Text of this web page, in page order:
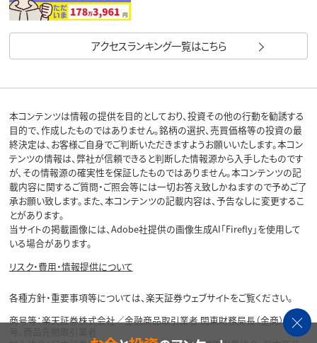
アクセスランキング一覧はこちら
本コンテンツは情報の提供を目的としており、投資その他の行動を勧誘する
目的で、作成したものではありません。銘柄の選択、売買価格等の投資の最
終決定は、お客様ご自身でご判断いただきますようお願いいたします。本コン
テンツの情報は、弊社が信頼できると判断した情報源から入手したものです
が、その情報源の確実性を保証したものではありません。本コンテンツの記
載内容に関するご質問・ご照会等には一切お答え致しかねますので予めご了
承お願い致します。また、本コンテンツの記載内容は、予告なしに変更するこ
とがあります。
当サイトの掲載画像には、Adobe社提供の画像生成AI「Firefly」を使用して
いる場合があります。
リスク・費用・情報提供について
各種方針・重要事項等については、楽天証券ウェブサイトをご覧ください。
商号等：楽天証券株式会社／金融商品取引業者 関東財務局長（金商）第195